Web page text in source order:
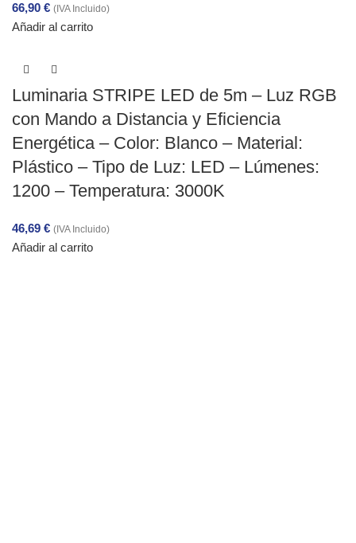
66,90 € (IVA Incluido)
Añadir al carrito
Luminaria STRIPE LED de 5m – Luz RGB
con Mando a Distancia y Eficiencia
Energética – Color: Blanco – Material:
Plástico – Tipo de Luz: LED – Lúmenes:
1200 – Temperatura: 3000K
46,69 € (IVA Incluido)
Añadir al carrito